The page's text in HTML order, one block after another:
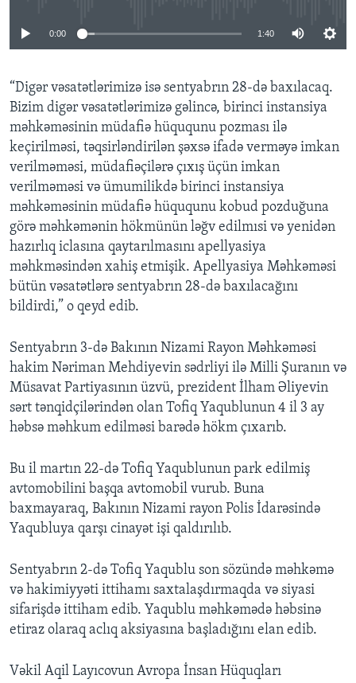
0:00 1:40
“Digər vəsatətlərimizə isə sentyabrın 28-də baxılacaq.
Bizim digər vəsatətlərimizə gəlincə, birinci instansiya
məhkəməsinin müdafiə hüququnu pozması ilə
keçirilməsi, təqsirləndirilən şəxsə ifadə verməyə imkan
verilməməsi, müdafiəçilərə çıxış üçün imkan
verilməməsi və ümumilikdə birinci instansiya
məhkəməsinin müdafiə hüququnu kobud pozduğuna
görə məhkəmənin hökmünün ləğv edilmısi və yenidən
hazırlıq iclasına qaytarılmasını apellyasiya
məhkməsindən xahiş etmişik. Apellyasiya Məhkəməsi
bütün vəsatətlərə sentyabrın 28-də baxılacağını
bildirdi,” o qeyd edib.
Sentyabrın 3-də Bakının Nizami Rayon Məhkəməsi
hakim Nəriman Mehdiyevin sədrliyi ilə Milli Şuranın və
Müsavat Partiyasının üzvü, prezident İlham Əliyevin
sərt tənqidçilərindən olan Tofiq Yaqublunun 4 il 3 ay
həbsə məhkum edilməsi barədə hökm çıxarıb.
Bu il martın 22-də Tofiq Yaqublunun park edilmiş
avtomobilini başqa avtomobil vurub. Buna
baxmayaraq, Bakının Nizami rayon Polis İdarəsində
Yaqubluya qarşı cinayət işi qaldırılıb.
Sentyabrın 2-də Tofiq Yaqublu son sözündə məhkəmə
və hakimiyyəti ittihamı saxtalaşdırmaqda və siyasi
sifarişdə ittiham edib. Yaqublu məhkəmədə həbsinə
etiraz olaraq aclıq aksiyasına başladığını elan edib.
Vəkil Aqil Layıcovun Avropa İnsan Hüquqları